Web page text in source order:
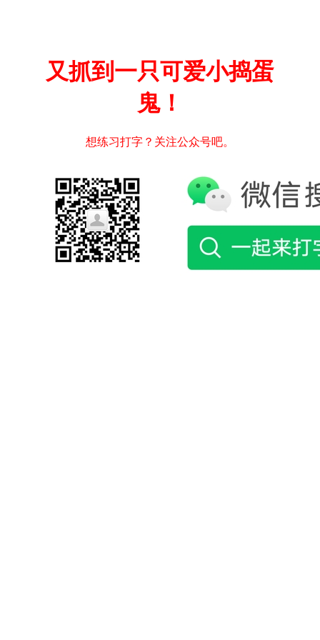
又抓到一只可爱小捣蛋
鬼！
想练习打字？关注公众号吧。